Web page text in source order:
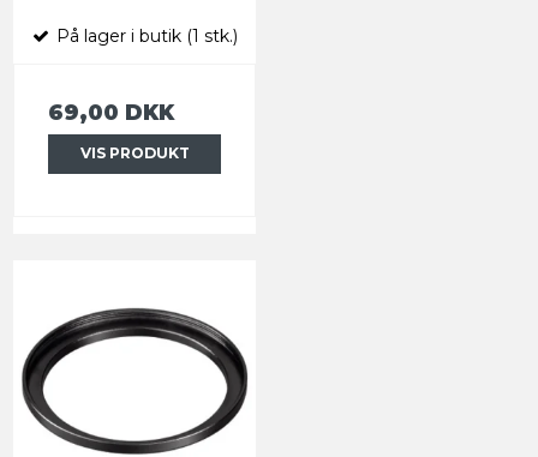
På lager i butik (1 stk.)
69,00 DKK
VIS PRODUKT